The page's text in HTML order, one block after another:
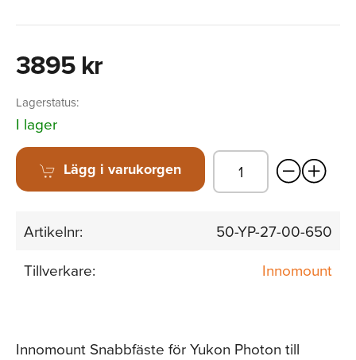
3895 kr
Lagerstatus:
I lager
Lägg i varukorgen
Artikelnr:
50-YP-27-00-650
Tillverkare:
Innomount
Innomount Snabbfäste för Yukon Photon till